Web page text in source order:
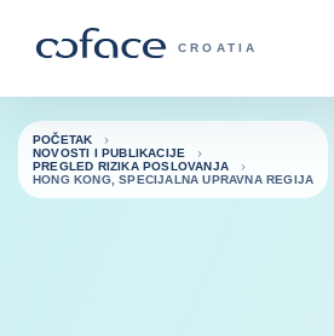
COFACE FOR
CROATIA
Povratak na početnu stranicu
POČETAK
NOVOSTI I PUBLIKACIJE
PREGLED RIZIKA POSLOVANJA
HONG KONG, SPECIJALNA UPRAVNA REGIJA